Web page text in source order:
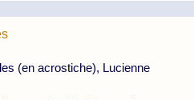
(en acrostiche), Lucienne